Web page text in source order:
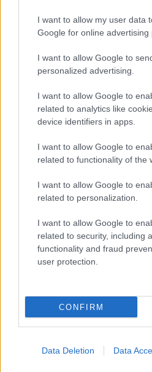
I want to allow my user data
Google for online advertising
I want to allow Google to
personalized advertising.
I want to allow Google to
related to analytics like
device identifiers in apps.
I want to allow Google to
related to functionality of the
I want to allow Google to
related to personalization.
I want to allow Google to
related to security, including
functionality and fraud
user protection.
CONFIRM
Data Deletion Data
DIANE KRUGER PRABAL GURUNG
MET-GÁLA OPERA NEW